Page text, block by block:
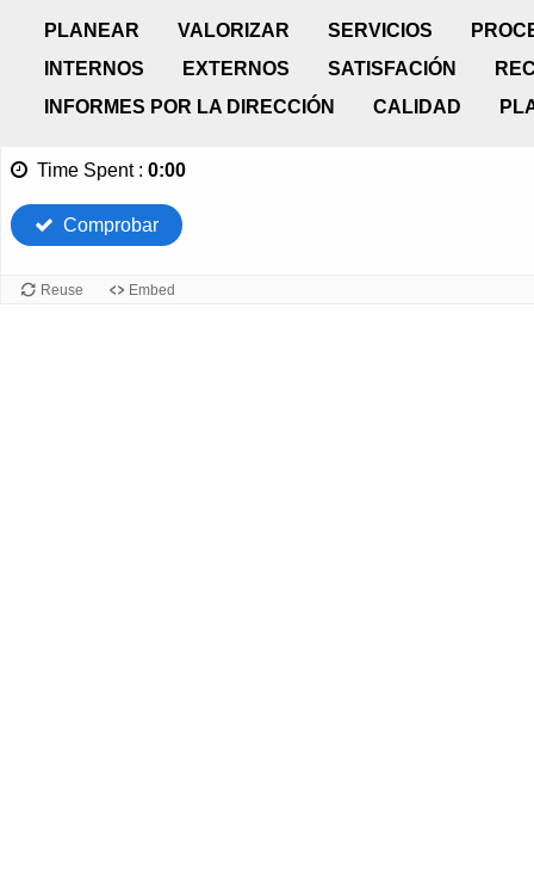
PLANEAR VALORIZAR SERVICIOS
INTERNOS
EXTERNOS SATISFACIÓN
INFORMES POR LA DIRECCIÓN
CALIDAD
Time Spent : 0:00
Comprobar
Reuse Embed